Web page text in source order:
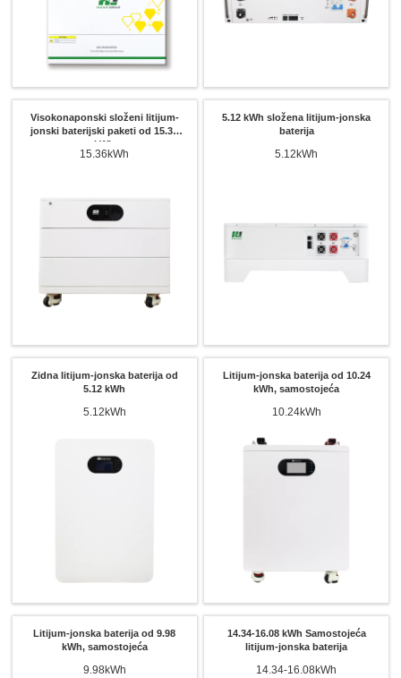
Visokonaponski složeni litijum-
jonski baterijski paketi od 15.36
kWh
15.36kWh
5.12 kWh složena litijum-jonska
baterija
5.12kWh
Zidna litijum-jonska baterija od
5.12 kWh
5.12kWh
Litijum-jonska baterija od 10.24
kWh, samostojeća
10.24kWh
Litijum-jonska baterija od 9.98
kWh, samostojeća
9.98kWh
14.34-16.08 kWh Samostojeća
litijum-jonska baterija
14.34-16.08kWh